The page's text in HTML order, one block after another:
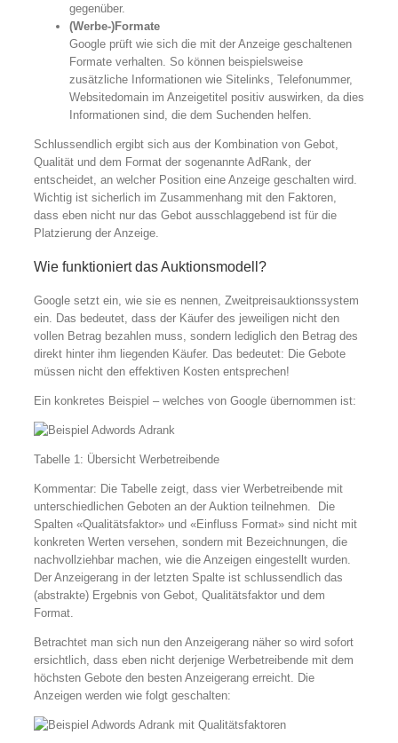
gegenüber.
(Werbe-)Formate
Google prüft wie sich die mit der Anzeige geschaltenen
Formate verhalten. So können beispielsweise
zusätzliche Informationen wie Sitelinks, Telefonummer,
Websitedomain im Anzeigetitel positiv auswirken, da dies
Informationen sind, die dem Suchenden helfen.
Schlussendlich ergibt sich aus der Kombination von Gebot,
Qualität und dem Format der sogenannte AdRank, der
entscheidet, an welcher Position eine Anzeige geschalten wird.
Wichtig ist sicherlich im Zusammenhang mit den Faktoren,
dass eben nicht nur das Gebot ausschlaggebend ist für die
Platzierung der Anzeige.
Wie funktioniert das Auktionsmodell?
Google setzt ein, wie sie es nennen, Zweitpreisauktionssystem
ein. Das bedeutet, dass der Käufer des jeweiligen nicht den
vollen Betrag bezahlen muss, sondern lediglich den Betrag des
direkt hinter ihm liegenden Käufer. Das bedeutet: Die Gebote
müssen nicht den effektiven Kosten entsprechen!
Ein konkretes Beispiel – welches von Google übernommen ist:
Tabelle 1: Übersicht Werbetreibende
Kommentar: Die Tabelle zeigt, dass vier Werbetreibende mit
unterschiedlichen Geboten an der Auktion teilnehmen. Die
Spalten «Qualitätsfaktor» und «Einfluss Format» sind nicht mit
konkreten Werten versehen, sondern mit Bezeichnungen, die
nachvollziehbar machen, wie die Anzeigen eingestellt wurden.
Der Anzeigerang in der letzten Spalte ist schlussendlich das
(abstrakte) Ergebnis von Gebot, Qualitätsfaktor und dem
Format.
Betrachtet man sich nun den Anzeigerang näher so wird sofort
ersichtlich, dass eben nicht derjenige Werbetreibende mit dem
höchsten Gebote den besten Anzeigerang erreicht. Die
Anzeigen werden wie folgt geschalten: